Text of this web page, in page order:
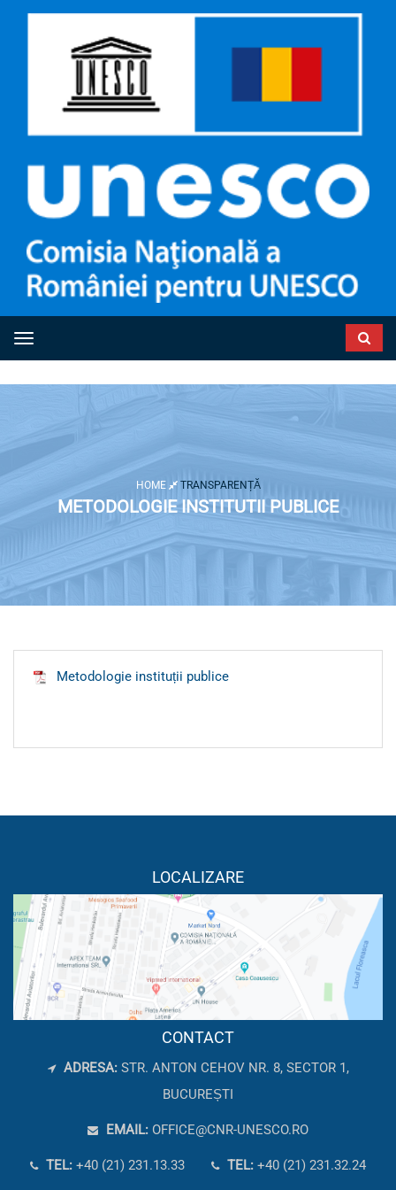
Toggle navigation
HOME TRANSPARENȚĂ
METODOLOGIE INSTITUTII PUBLICE
Metodologie instituții publice
LOCALIZARE
CONTACT
ADRESA: STR. ANTON CEHOV NR. 8, SECTOR 1,
BUCUREȘTI
EMAIL: OFFICE@CNR-UNESCO.RO
TEL: +40 (21) 231.13.33 TEL: +40 (21) 231.32.24